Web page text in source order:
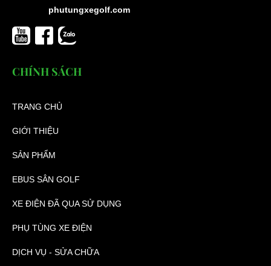
phutungxegolf.com
CHÍNH SÁCH
TRANG CHỦ
GIỚI THIỆU
SẢN PHẨM
EBUS SÂN GOLF
XE ĐIỆN ĐÃ QUA SỬ DỤNG
PHỤ TÙNG XE ĐIỆN
DỊCH VỤ - SỬA CHỮA